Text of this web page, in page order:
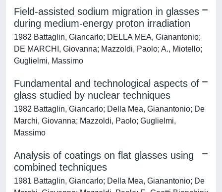
Field-assisted sodium migration in glasses
during medium-energy proton irradiation
1982 Battaglin, Giancarlo; DELLA MEA, Gianantonio;
DE MARCHI, Giovanna; Mazzoldi, Paolo; A., Miotello;
Guglielmi, Massimo
Fundamental and technological aspects of
glass studied by nuclear techniques
1982 Battaglin, Giancarlo; Della Mea, Gianantonio; De
Marchi, Giovanna; Mazzoldi, Paolo; Guglielmi,
Massimo
Analysis of coatings on flat glasses using
combined techniques
1981 Battaglin, Giancarlo; Della Mea, Gianantonio; De